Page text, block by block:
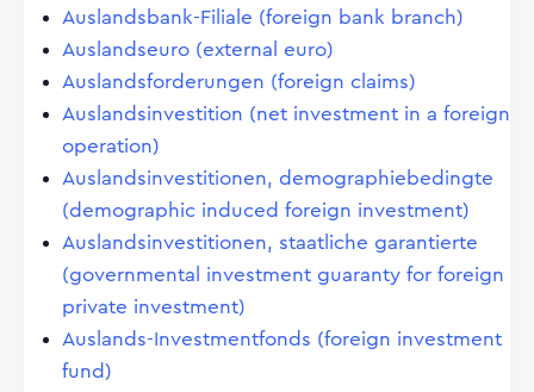
Auslandsbank-Filiale (foreign bank branch)
Auslandseuro (external euro)
Auslandsforderungen (foreign claims)
Auslandsinvestition (net investment in a foreign
operation)
Auslandsinvestitionen, demographiebedingte
(demographic induced foreign investment)
Auslandsinvestitionen, staatliche garantierte
(governmental investment guaranty for foreign
private investment)
Auslands-Investmentfonds (foreign investment
fund)